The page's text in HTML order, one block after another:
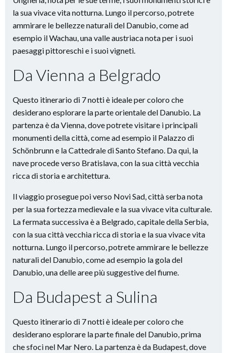
la sua vivace vita notturna. Lungo il percorso, potrete
ammirare le bellezze naturali del Danubio, come ad
esempio il Wachau, una valle austriaca nota per i suoi
paesaggi pittoreschi e i suoi vigneti.
Da Vienna a Belgrado
Questo itinerario di 7 notti è ideale per coloro che
desiderano esplorare la parte orientale del Danubio. La
partenza è da Vienna, dove potrete visitare i principali
monumenti della città, come ad esempio il Palazzo di
Schönbrunn e la Cattedrale di Santo Stefano. Da qui, la
nave procede verso Bratislava, con la sua città vecchia
ricca di storia e architettura.
Il viaggio prosegue poi verso Novi Sad, città serba nota
per la sua fortezza medievale e la sua vivace vita culturale.
La fermata successiva è a Belgrado, capitale della Serbia,
con la sua città vecchia ricca di storia e la sua vivace vita
notturna. Lungo il percorso, potrete ammirare le bellezze
naturali del Danubio, come ad esempio la gola del
Danubio, una delle aree più suggestive del fiume.
Da Budapest a Sulina
Questo itinerario di 7 notti è ideale per coloro che
desiderano esplorare la parte finale del Danubio, prima
che sfoci nel Mar Nero. La partenza è da Budapest, dove